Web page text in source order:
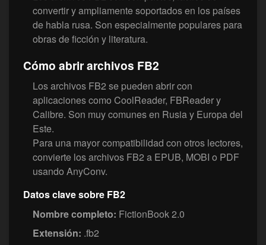
convertir y ampliamente soportados en los países
de habla rusa. Son especialmente populares para
obras de ficción y literatura.
Cómo abrir archivos FB2
Los archivos FB2 se pueden abrir con
aplicaciones como CoolReader, FBReader y
Calibre. Son muy comunes en Rusia y Europa del
Este.
Para una mayor compatibilidad con otros lectores,
convierte los archivos FB2 a EPUB, MOBI o PDF
usando AnyConv.
Datos clave sobre FB2
Nombre completo: FictionBook 2.0
Extensión: .fb2